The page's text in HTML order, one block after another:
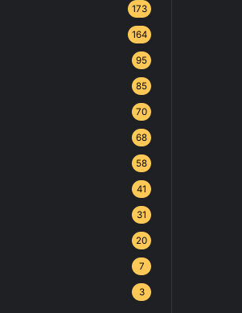
173
164
95
85
70
68
58
41
31
20
7
3